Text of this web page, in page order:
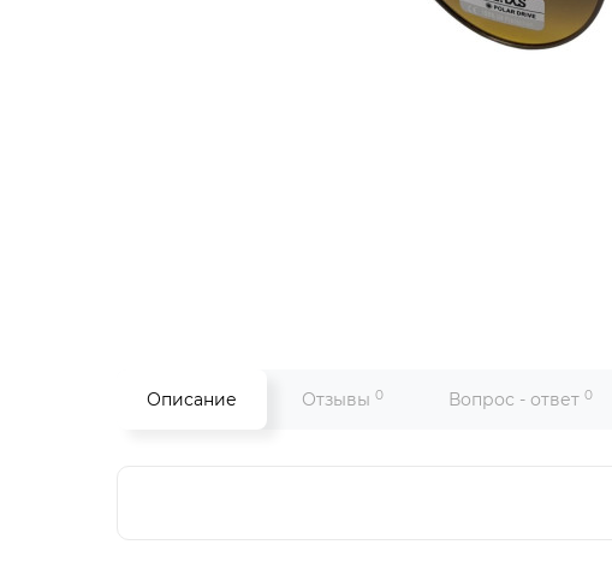
Описание Отзывы 0 Вопрос - ответ 0